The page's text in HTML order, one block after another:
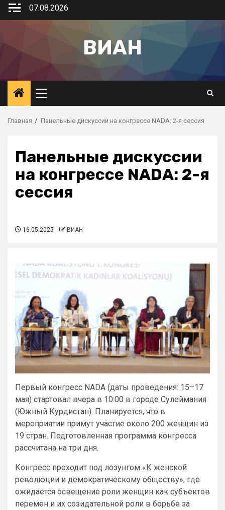
07.08.2026
ВИАН
Главная Панельные дискуссии на конгрессе NADA: 2-я сессия
Панельные дискуссии
на конгрессе NADA: 2-я
сессия
16.05.2025 ВИАН
Первый конгресс NADA (даты проведения: 15–17
мая) стартовал вчера в 10:00 в городе Сулеймания
(Южный Курдистан). Планируется, что в
мероприятии примут участие около 200 женщин из
19 стран. Подготовленная программа конгресса
рассчитана на три дня.
Конгресс проходит под лозунгом «К женской
революции и демократическому обществу», где
ожидается освещение роли женщин как субъектов
перемен и их созидательной роли в борьбе за